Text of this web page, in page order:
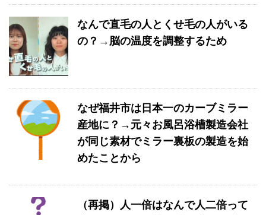
なんで直毛の人とくせ毛の人がいる
の？→脳の温度を調整するため
なぜ福井市は日本一のカーブミラー
産地に？→元々お風呂浴槽製造会社
が同じ素材でミラー裏板の製造を始
めたことから
（再掲）人一倍はなんで人二倍って